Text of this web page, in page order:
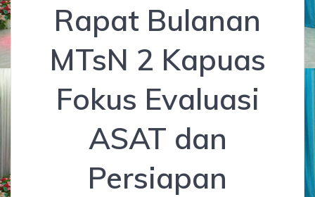
Rapat Bulanan
MTsN 2 Kapuas
Fokus Evaluasi
ASAT dan
Persiapan